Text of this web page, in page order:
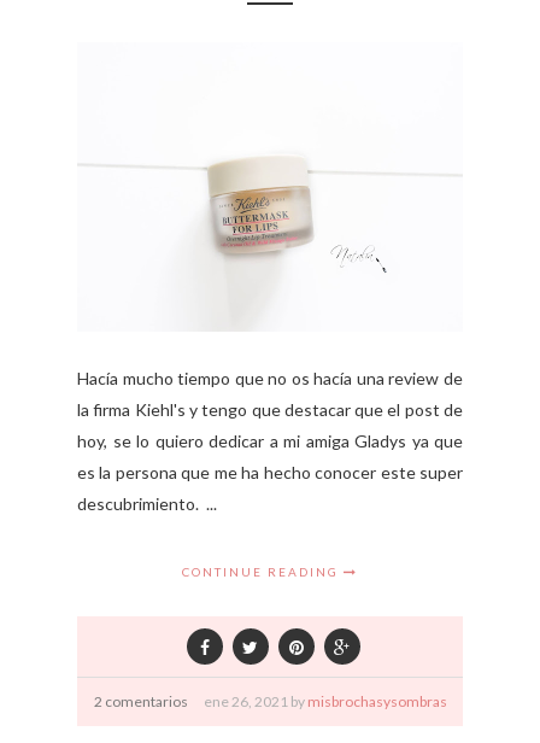
Hacía mucho tiempo que no os hacía una review de
la firma Kiehl's y tengo que destacar que el post de
hoy, se lo quiero dedicar a mi amiga Gladys ya que
es la persona que me ha hecho conocer este super
descubrimiento. ...
CONTINUE READING
2 comentarios ene26, 2021 by misbrochasysombras